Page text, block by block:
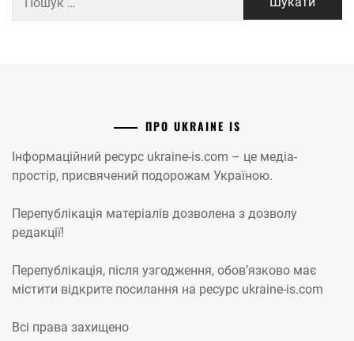
ПРО UKRAINE IS
Інформаційний ресурс ukraine-is.com – це медіа-
простір, присвячений подорожам Україною.
Перепублікація матеріалів дозволена з дозволу
редакції!
Перепублікація, після узгодження, обов’язково має
містити відкрите посилання на ресурс ukraine-is.com
Всі права захищено